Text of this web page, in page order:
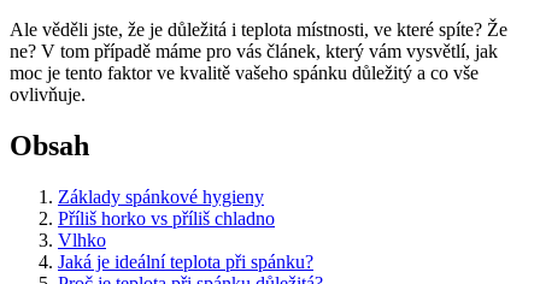
Ale věděli jste, že je důležitá i teplota místnosti, ve které spíte? Že
ne? V tom případě máme pro vás článek, který vám vysvětlí, jak
moc je tento faktor ve kvalitě vašeho spánku důležitý a co vše
ovlivňuje.
Obsah
Základy spánkové hygieny
Příliš horko vs příliš chladno
Vlhko
Jaká je ideální teplota při spánku?